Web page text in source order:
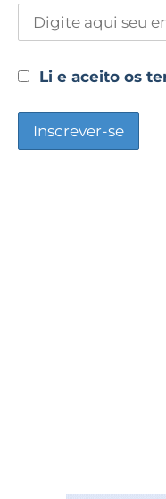
Li e aceito os